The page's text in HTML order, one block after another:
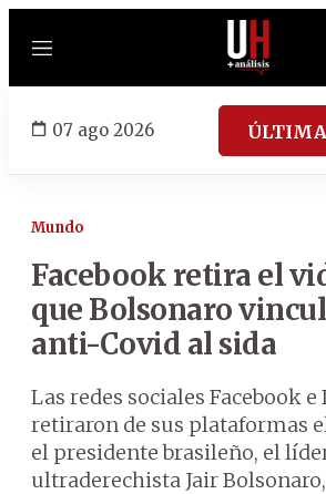
Menú
07 ago 2026
Mundo
Facebook retira el
que Bolsonaro
anti-Covid al sida
Las redes sociales Facebook
retiraron de sus plataformas
el presidente brasileño, el
ultraderechista Jair